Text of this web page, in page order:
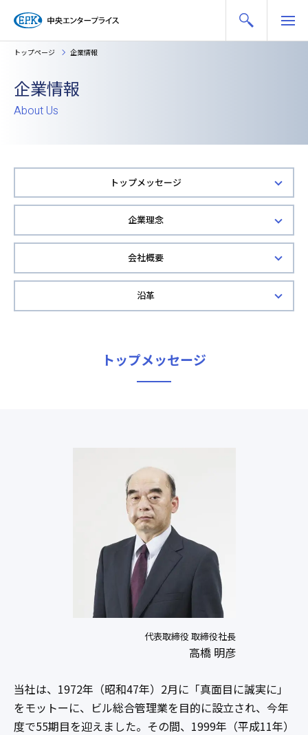
トップページ 企業情報
企業情報
About Us
トップメッセージ
企業理念
会社概要
沿革
トップメッセージ
代表取締役 取締役社長
高橋 明彦
当社は、1972年（昭和47年）2月に「真面目に誠実に」
をモットーに、ビル総合管理業を目的に設立され、今年
度で55期目を迎えました。その間、1999年（平成11年）